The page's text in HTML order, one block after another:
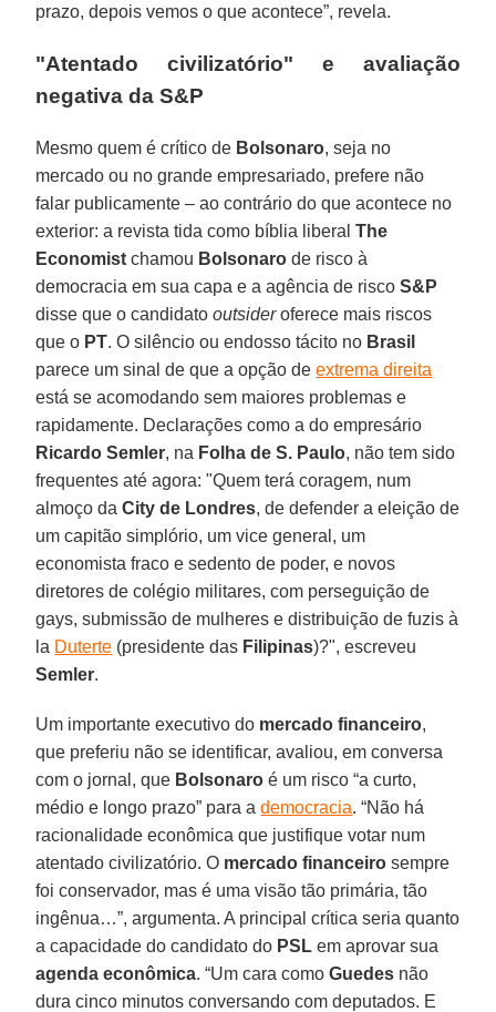
prazo, depois vemos o que acontece”, revela.
"Atentado civilizatório" e avaliação
negativa da S&P
Mesmo quem é crítico de Bolsonaro, seja no
mercado ou no grande empresariado, prefere não
falar publicamente – ao contrário do que acontece no
exterior: a revista tida como bíblia liberalThe
Economist chamou Bolsonaro de risco à
democracia em sua capa e a agência de riscoS&P
disse que o candidatooutsideroferece mais riscos
que o PT. O silêncio ou endosso tácito no Brasil
parece um sinal de que a opção deextrema direita
está se acomodando sem maiores problemas e
rapidamente. Declarações como a do empresário
Ricardo Semler, na Folha de S. Paulo, não tem sido
frequentes até agora: "Quem terá coragem, num
almoço daCity de Londres, de defender a eleição de
um capitão simplório, um vice general, um
economista fraco e sedento de poder, e novos
diretores de colégio militares, com perseguição de
gays, submissão de mulheres e distribuição de fuzis à
la Duterte (presidente das Filipinas)?", escreveu
Semler.
Um importante executivo do mercado financeiro,
que preferiu não se identificar, avaliou, em conversa
com o jornal, que Bolsonaro é um risco “a curto,
médio e longo prazo” para ademocracia. “Não há
racionalidade econômica que justifique votar num
atentado civilizatório. O mercado financeiro sempre
foi conservador, mas é uma visão tão primária, tão
ingênua…”, argumenta. A principal crítica seria quanto
a capacidade do candidato do PSL em aprovar sua
agenda econômica. “Um cara comoGuedes não
dura cinco minutos conversando com deputados. E